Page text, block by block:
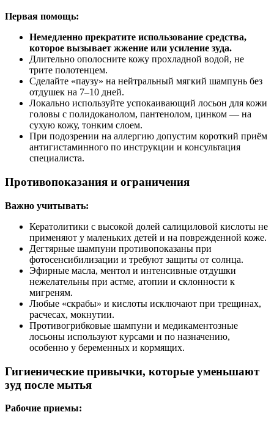
Первая помощь:
Немедленно прекратите использование средства,
которое вызывает жжение или усиление зуда.
Длительно ополосните кожу прохладной водой, не
трите полотенцем.
Сделайте «паузу» на нейтральный мягкий шампунь без
отдушек на 7–10 дней.
Локально используйте успокаивающий лосьон для кожи
головы с полидоканолом, пантенолом, цинком — на
сухую кожу, тонким слоем.
При подозрении на аллергию допустим короткий приём
антигистаминного по инструкции и консультация
специалиста.
Противопоказания и ограничения
Важно учитывать:
Кератолитики с высокой долей салициловой кислоты не
применяют у маленьких детей и на поврежденной коже.
Дегтярные шампуни противопоказаны при
фотосенсибилизации и требуют защиты от солнца.
Эфирные масла, ментол и интенсивные отдушки
нежелательны при астме, атопии и склонности к
мигреням.
Любые «скрабы» и кислоты исключают при трещинах,
расчесах, мокнутии.
Противогрибковые шампуни и медикаментозные
лосьоны используют курсами и по назначению,
особенно у беременных и кормящих.
Гигиенические привычки, которые уменьшают
зуд после мытья
Рабочие приемы: